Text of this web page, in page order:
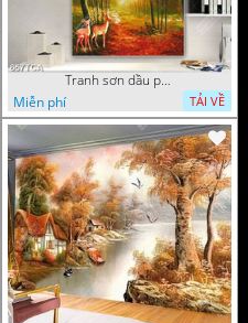
Tranh sơn dầu phong cảnh mùa thu cây lá vàng và nai trang trí tường
Miễn phí
TẢI VỀ